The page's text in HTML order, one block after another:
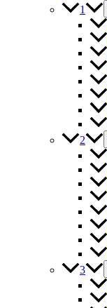
1
2
3